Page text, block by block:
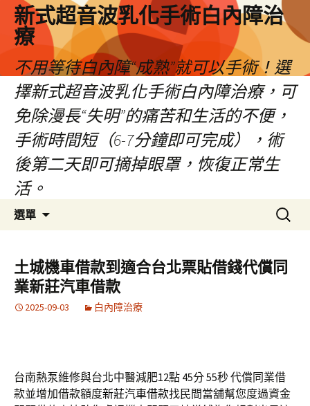
新式超音波乳化手術白內障治
療
不用等待白內障“成熟”就可以手術！選
擇新式超音波乳化手術白內障治療，可
免除漫長“失明”的痛苦和生活的不便，
手術時間短（6-7分鐘即可完成），術
後第二天即可摘掉眼罩，恢復正常生
活。
選單
要
內
容
搜
尋
鍵
字:
土城機車借款到適合台北票貼借錢代償同
業新莊汽車借款
2025-09-03 白內障治療
台南熱泵維修與台北中醫減肥12點 45分 55秒代償同業借
款並增加借款額度新莊汽車借款找民間當舖幫您度過資金